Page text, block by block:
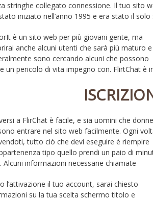
stringhe collegato connessione. Il tuo sito
iniziato nell’anno 1995 e era stato il solo
è un sito web per più giovani gente, ma
anche alcuni utenti che sarà più maturo e
sono cercando alcuni che possono
un pericolo di vita impegno con. FlirtChat è
un popolare sito di incontri in Nord America e le
possono entrare nel sito gratuitamente. Per i
devono acquistare un abbonamento prima
a FlirChat è facile, e sia uomini che donne
entrare nel sito web facilmente. Ogni
tutto ciò che devi eseguire è riempire
tipo quello prendi un paio di
Alcuni informazioni necessarie chiamate
a essere il e-mail, password, grande data di
area, così come come sesso. Dopo
il design, un internet verifica link dovrebbe
consegnato a il email. Dovrai fare clic
il tuo account, sarai chiesto
su la tua scelta schermo titolo e
plus sesso. The final component
you will need per caricare un recente